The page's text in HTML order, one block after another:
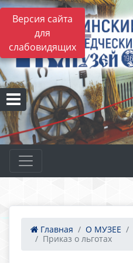
Версия сайта
для
слабовидящих
Главная О МУЗЕЕ
Приказ о льготах